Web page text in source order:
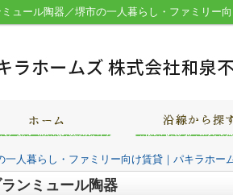
ミュール陶器／堺市の一人暮らし・ファミリー
一人暮らし・ファミリー向け賃貸｜パキラホ
ンミュール陶器